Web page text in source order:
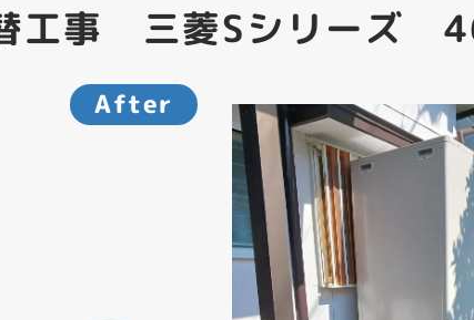
工事 三菱Sシリーズ
After